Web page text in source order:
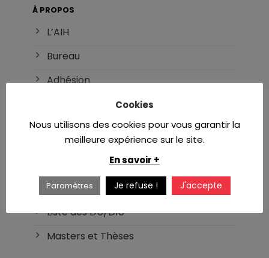
À PROPOS
L’AIH
Bureau
Adhésion
INTERNAT
DES d’hématologie
Réforme du DES
Liste des DU/DIU
Masters et Thèses
Cookies
Nous utilisons des cookies pour vous garantir la
meilleure expérience sur le site.
En savoir +
Paramètres Je refuse ! J'accepte